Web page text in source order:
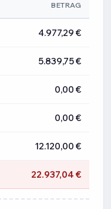
BETRAG
4.977,29 €
5.839,75 €
0,00 €
0,00 €
12.120,00 €
22.937,04 €